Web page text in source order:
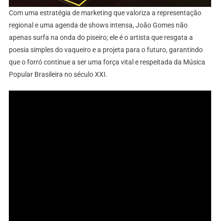
Com uma estratégia de marketing que valoriza a representação
regional e uma agenda de shows intensa, João Gomes não
apenas surfa na onda do piseiro; ele é o artista que resgata a
poesia simples do vaqueiro e a projeta para o futuro, garantindo
que o forró continue a ser uma força vital e respeitada da Música
Popular Brasileira no século XXI.